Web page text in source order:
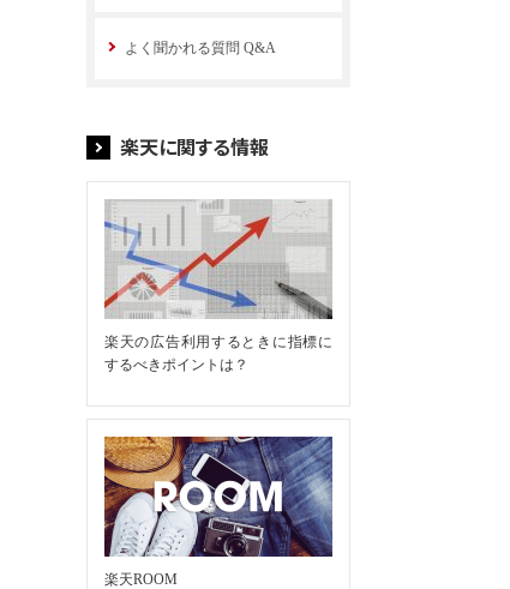
よく聞かれる質問 Q&A
楽天に関する情報
楽天の広告利用するときに指標に
するべきポイントは？
楽天ROOM